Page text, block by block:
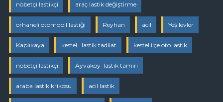
nöbetçi lastikçi araç lastik değiştirme
orhaneli otomobil lastiği Reyhan acil Yeşilevler
Kaplıkaya kestel lastik tadilat kestel ilçe oto lastik
nöbetçi lastikçi Ayvaköy lastik tamiri
araba lastik krikosu acil lastik